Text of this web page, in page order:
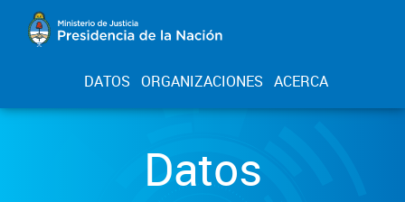
DATOS ORGANIZACIONES ACERCA
Datos